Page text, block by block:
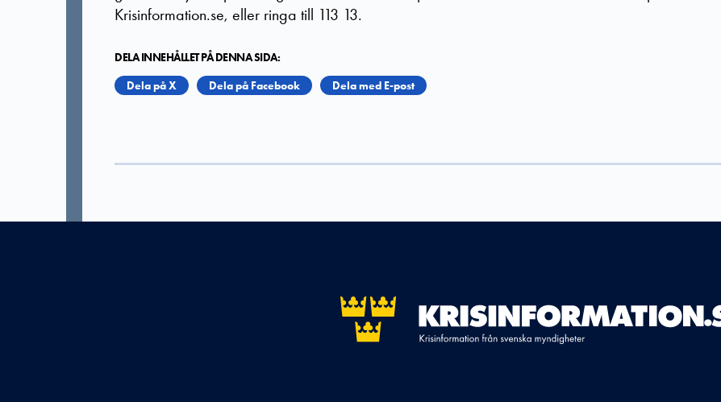
Krisinformation.se, eller ringa till 113 13.
DELA INNEHÅLLET PÅ DENNA SIDA:
Dela på X
Dela på Facebook Dela med E-post